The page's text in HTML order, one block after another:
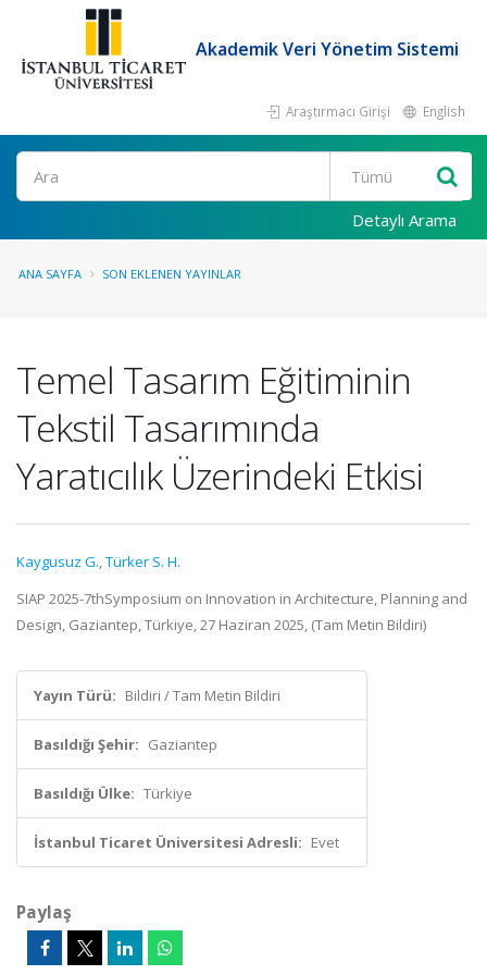
Akademik Veri Yönetim Sistemi
Araştırmacı Girişi English
Ara
Detaylı Arama
ANA SAYFA SON EKLENEN YAYINLAR
Temel Tasarım Eğitiminin
Tekstil Tasarımında
Yaratıcılık Üzerindeki Etkisi
Kaygusuz G.,Türker S. H.
SIAP 2025-7thSymposium on Innovation in Architecture, Planning and
Design, Gaziantep, Türkiye, 27 Haziran 2025, (Tam Metin Bildiri)
Yayın Türü: Bildiri / Tam Metin Bildiri
Basıldığı Şehir: Gaziantep
Basıldığı Ülke: Türkiye
İstanbul Ticaret Üniversitesi Adresli: Evet
Paylaş